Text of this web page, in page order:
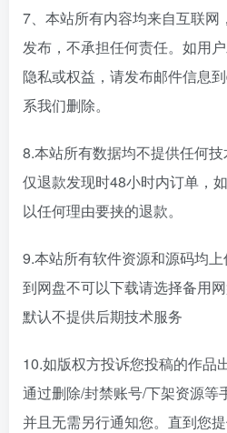
7、本站所有内容均来自互联网
发布，不承担任何责任。如用
隐私或权益，请发布邮件信息
系我们删除。
8.本站所有数据均不提供任何
仅退款发现时48小时内订单，
以任何理由要挟的退款。
9.本站所有软件资源和源码均
到网盘不可以下载请选择备用
默认不提供后期技术服务
10.如版权方投诉您投稿的作品
通过删除/封禁账号/下架资源等
并且无需另行通知您。直到您